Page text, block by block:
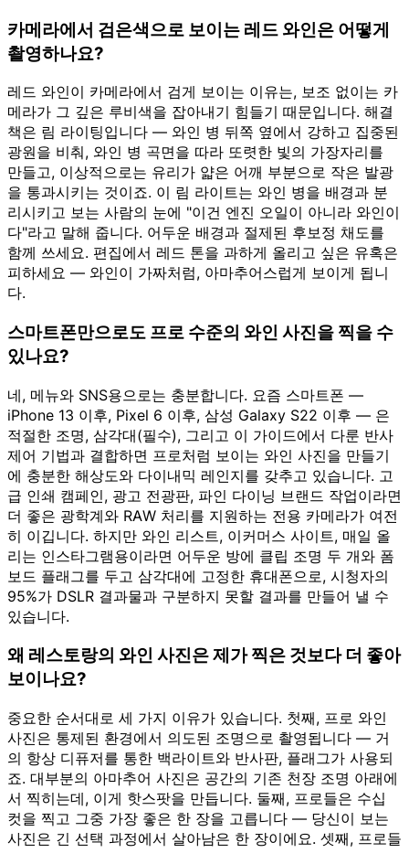
카메라에서 검은색으로 보이는 레드 와인은 어떻게
촬영하나요?
레드 와인이 카메라에서 검게 보이는 이유는, 보조 없이는 카
메라가 그 깊은 루비색을 잡아내기 힘들기 때문입니다. 해결
책은 림 라이팅입니다 — 와인 병 뒤쪽 옆에서 강하고 집중된
광원을 비춰, 와인 병 곡면을 따라 또렷한 빛의 가장자리를
만들고, 이상적으로는 유리가 얇은 어깨 부분으로 작은 발광
을 통과시키는 것이죠. 이 림 라이트는 와인 병을 배경과 분
리시키고 보는 사람의 눈에 "이건 엔진 오일이 아니라 와인이
다"라고 말해 줍니다. 어두운 배경과 절제된 후보정 채도를
함께 쓰세요. 편집에서 레드 톤을 과하게 올리고 싶은 유혹은
피하세요 — 와인이 가짜처럼, 아마추어스럽게 보이게 됩니
다.
스마트폰만으로도 프로 수준의 와인 사진을 찍을 수
있나요?
네, 메뉴와 SNS용으로는 충분합니다. 요즘 스마트폰 —
iPhone 13 이후, Pixel 6 이후, 삼성 Galaxy S22 이후 — 은
적절한 조명, 삼각대(필수), 그리고 이 가이드에서 다룬 반사
제어 기법과 결합하면 프로처럼 보이는 와인 사진을 만들기
에 충분한 해상도와 다이내믹 레인지를 갖추고 있습니다. 고
급 인쇄 캠페인, 광고 전광판, 파인 다이닝 브랜드 작업이라면
더 좋은 광학계와 RAW 처리를 지원하는 전용 카메라가 여전
히 이깁니다. 하지만 와인 리스트, 이커머스 사이트, 매일 올
리는 인스타그램용이라면 어두운 방에 클립 조명 두 개와 폼
보드 플래그를 두고 삼각대에 고정한 휴대폰으로, 시청자의
95%가 DSLR 결과물과 구분하지 못할 결과를 만들어 낼 수
있습니다.
왜 레스토랑의 와인 사진은 제가 찍은 것보다 더 좋아
보이나요?
중요한 순서대로 세 가지 이유가 있습니다. 첫째, 프로 와인
사진은 통제된 환경에서 의도된 조명으로 촬영됩니다 — 거
의 항상 디퓨저를 통한 백라이트와 반사판, 플래그가 사용되
죠. 대부분의 아마추어 사진은 공간의 기존 천장 조명 아래에
서 찍히는데, 이게 핫스팟을 만듭니다. 둘째, 프로들은 수십
컷을 찍고 그중 가장 좋은 한 장을 고릅니다 — 당신이 보는
사진은 긴 선택 과정에서 살아남은 한 장이에요. 셋째, 프로들